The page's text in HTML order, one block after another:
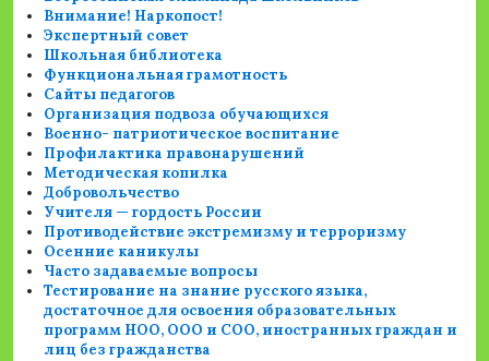
Внимание! Наркопост!
Экспертный совет
Школьная библиотека
Функциональная грамотность
Сайты педагогов
Организация подвоза обучающихся
Военно- патриотическое воспитание
Профилактика правонарушений
Методическая копилка
Добровольчество
Учителя — гордость России
Противодействие экстремизму и терроризму
Осенние каникулы
Часто задаваемые вопросы
Тестирование на знание русского языка,
достаточное для освоения образовательных
программ НОО, ООО и СОО, иностранных граждан и
лиц без гражданства